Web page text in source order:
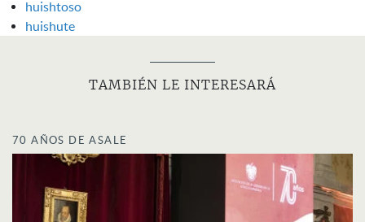
huishtoso
huishute
TAMBIÉN LE INTERESARÁ
70 AÑOS DE ASALE